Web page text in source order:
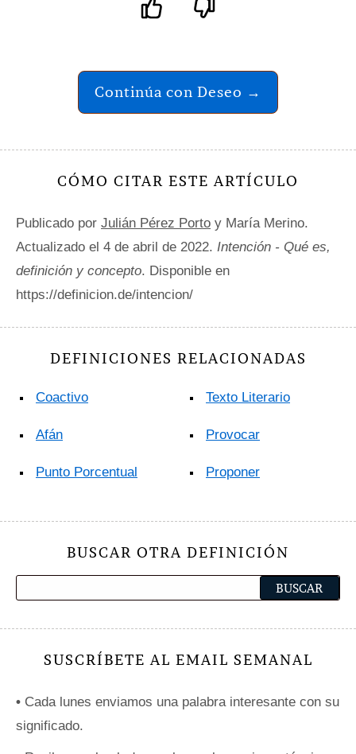
Continúa con Deseo →
CÓMO CITAR ESTE ARTÍCULO
Publicado por Julián Pérez Porto y María Merino.
Actualizado el 4 de abril de 2022. Intención - Qué es,
definición y concepto. Disponible en
https://definicion.de/intencion/
DEFINICIONES RELACIONADAS
Coactivo
Afán
Punto Porcentual
Texto Literario
Provocar
Proponer
BUSCAR OTRA DEFINICIÓN
SUSCRÍBETE AL EMAIL SEMANAL
• Cada lunes enviamos una palabra interesante con su
significado.